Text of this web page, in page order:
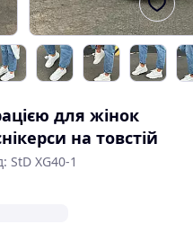
для жінок
на товстій
StD XG40-1